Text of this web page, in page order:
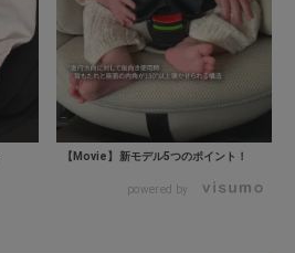
【Movie】新モデル5つのポイント！
powered by